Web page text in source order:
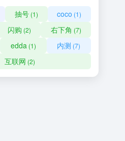
抽号(1) coco (1)
闪购 (2) 右下角 (7)
edda (1) 内测 (7)
互联网 (2)